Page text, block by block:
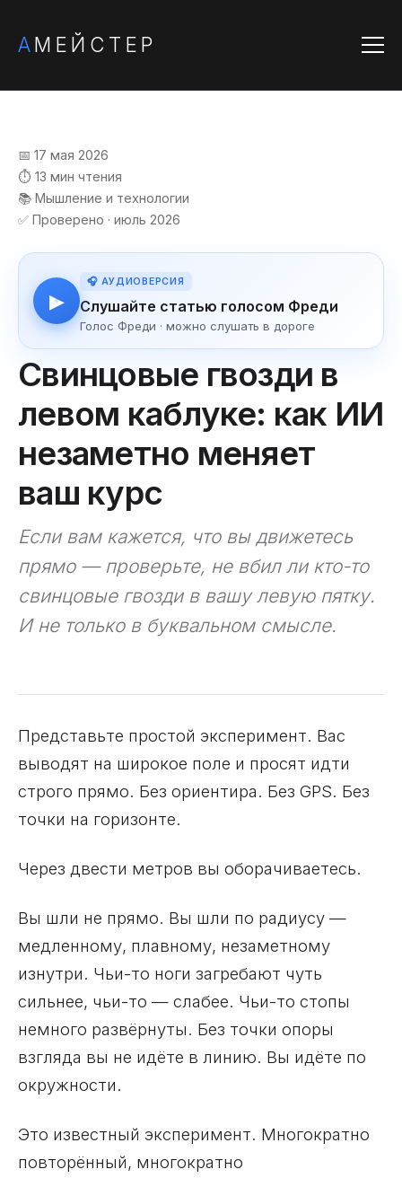
АМЕЙСТЕР
📅 17 мая 2026
⏱️ 13 мин чтения
📚 Мышление и технологии
✅ Проверено · июль 2026
▶
🎧 АУДИОВЕРСИЯ
Слушайте статью голосом Фреди
Голос Фреди · можно слушать в дороге
Свинцовые гвозди в
левом каблуке: как ИИ
незаметно меняет
ваш курс
Если вам кажется, что вы движетесь
прямо — проверьте, не вбил ли кто-то
свинцовые гвозди в вашу левую пятку.
И не только в буквальном смысле.
Представьте простой эксперимент. Вас
выводят на широкое поле и просят идти
строго прямо. Без ориентира. Без GPS. Без
точки на горизонте.
Через двести метров вы оборачиваетесь.
Вы шли не прямо. Вы шли по радиусу —
медленному, плавному, незаметному
изнутри. Чьи-то ноги загребают чуть
сильнее, чьи-то — слабее. Чьи-то стопы
немного развёрнуты. Без точки опоры
взгляда вы не идёте в линию. Вы идёте по
окружности.
Это известный эксперимент. Многократно
повторённый, многократно